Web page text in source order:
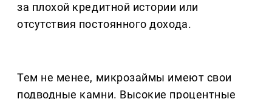
за плохой кредитной истории или
отсутствия постоянного дохода.
Тем не менее, микрозаймы имеют свои
подводные камни. Высокие процентные